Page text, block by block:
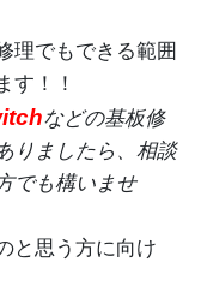
理でもできる範囲
す！！
などの基板修
りましたら、相談
でも構いませ
と思う方に向け